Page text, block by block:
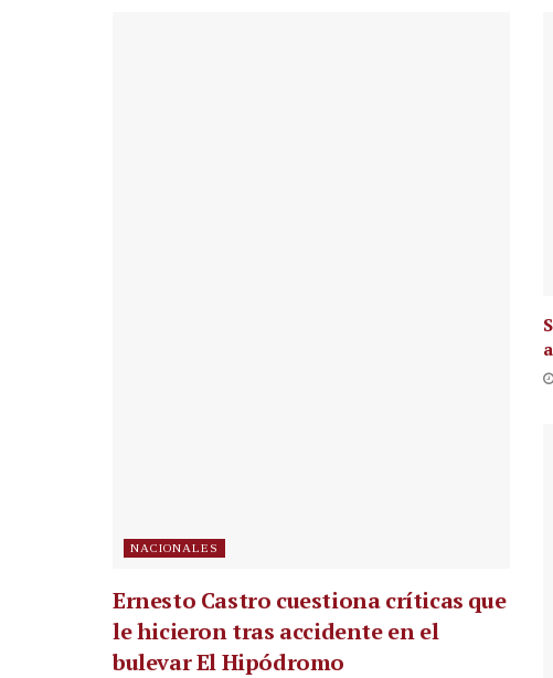
NACIONALES
Ernesto Castro cuestiona críticas que
le hicieron tras accidente en el
bulevar El Hipódromo